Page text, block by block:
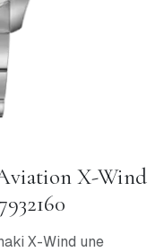
X-Wind
X-Wind une